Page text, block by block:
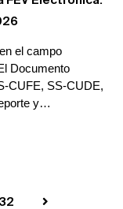
el campo
Documento
CUFE, SS-CUDE,
y…
32